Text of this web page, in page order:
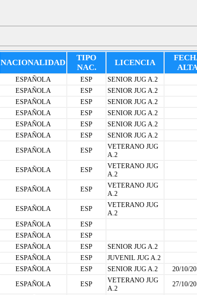
NACIONALIDAD
TIPO
NAC.
LICENCIA
ESPAÑOLA ESP SENIOR JUG A.2
ESPAÑOLA ESP SENIOR JUG A.2
ESPAÑOLA ESP SENIOR JUG A.2
ESPAÑOLA ESP SENIOR JUG A.2
ESPAÑOLA ESP SENIOR JUG A.2
ESPAÑOLA ESP SENIOR JUG A.2
ESPAÑOLA ESP
VETERANO JUG
A.2
ESPAÑOLA ESP
VETERANO JUG
A.2
ESPAÑOLA ESP
VETERANO JUG
A.2
ESPAÑOLA ESP
VETERANO JUG
A.2
ESPAÑOLA
ESP
ESPAÑOLA
ESP
ESPAÑOLA ESP SENIOR JUG A.2
ESPAÑOLA ESP JUVENIL JUG A.2
ESPAÑOLA ESP SENIOR JUG A.2 20/10/
ESPAÑOLA ESP
VETERANO JUG
A.2
27/10/